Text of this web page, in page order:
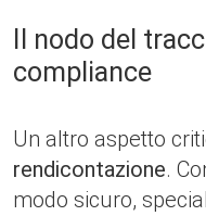
Il nodo del
compliance
Un altro aspetto
rendicontazione.
modo sicuro,